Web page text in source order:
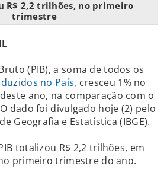
R$ 2,2 trilhões, no primeiro
trimestre
(PIB), a soma de todos os
no País, cresceu 1% no
ano, na comparação com o
dado foi divulgado hoje (2) pelo
Geografia e Estatística (IBGE).
totalizou R$ 2,2 trilhões, em
primeiro trimestre do ano.